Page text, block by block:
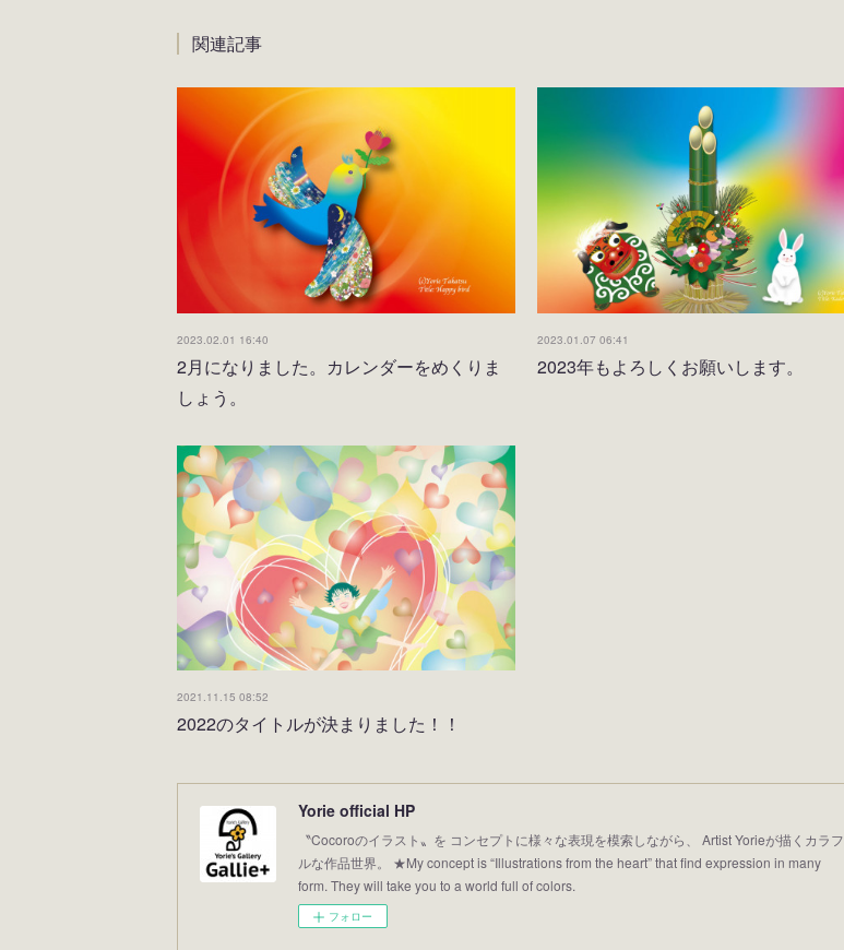
関連記事
2023.02.01 16:40
2月になりました。カレンダーをめくりま
しょう。
2023.01.07 06:41
2023年もよろしくお願いします。
2021.11.15 08:52
2022のタイトルが決まりました！！
Yorie official HP
〝Cocoroのイラスト〟を コンセプトに様々な表現を模索しながら、 Artist Yorieが描くカラフ
ルな作品世界。 ★My concept is “Illustrations from the heart” that find expression in many
form. They will take you to a world full of colors.
フォロー